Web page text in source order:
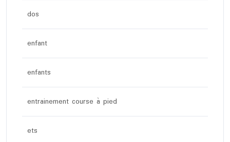
dos
enfant
enfants
entrainement course à pied
ets